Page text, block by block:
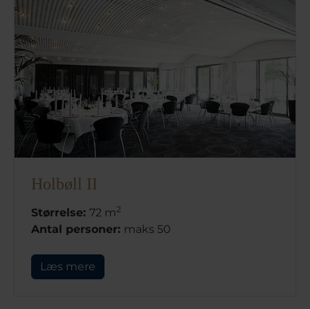
Holbøll II
Størrelse: 72 m2
Antal personer: maks 50
Læs mere